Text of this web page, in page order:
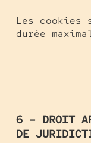
Les cookies
durée
6 – DROIT
DE